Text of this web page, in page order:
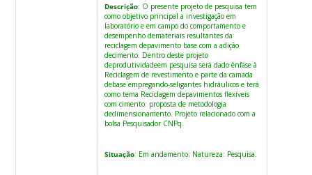
Descrição: O presente projeto de pesquisa tem
como objetivo principal a investigação em
laboratório e em campo do comportamento e
desempenho demateriais resultantes da
reciclagem depavimento base com a adição
decimento. Dentro deste projeto
deprodutividadeem pesquisa será dado ênfase à
Reciclagem de revestimento e parte da camada
debase empregando-seligantes hidráulicos e terá
como tema Reciclagem depavimentos flexíveis
com cimento: proposta de metodologia
dedimensionamento. Projeto relacionado com a
bolsa Pesquisador CNPq.
Situação: Em andamento; Natureza: Pesquisa.